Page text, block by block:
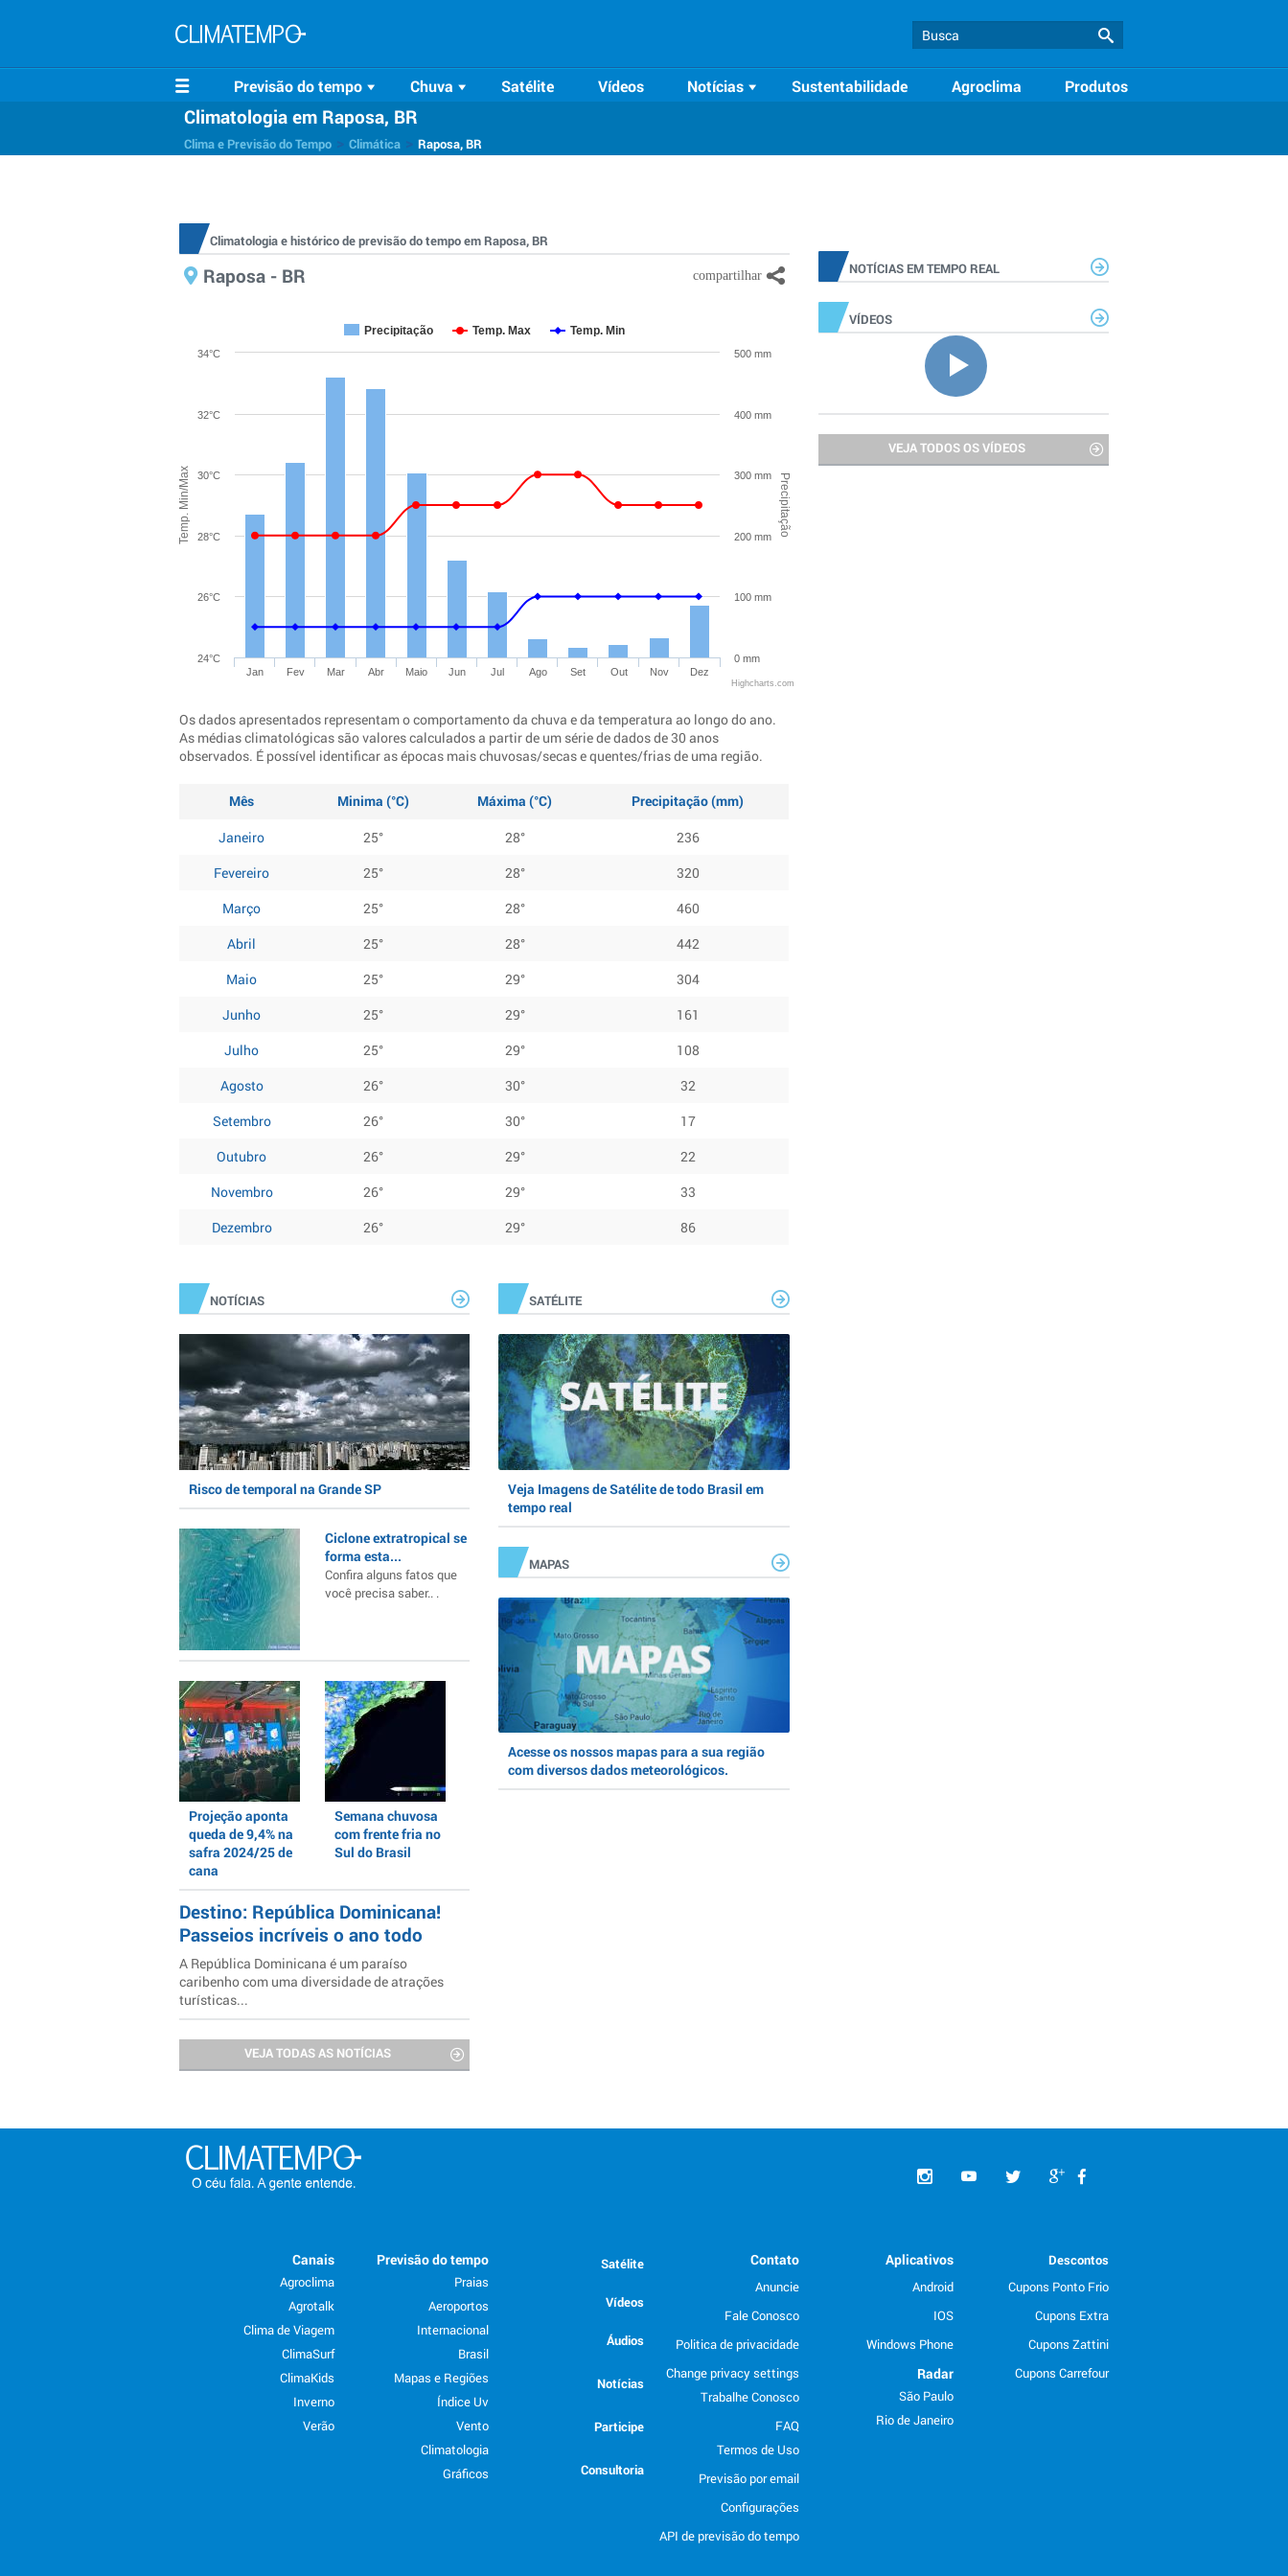
Previsão do tempo Chuva Satélite Vídeos Notícias Sustentabilidade Agroclima Produtos
Climatologia em Raposa, BR
Clima e Previsão do Tempo Climática Raposa, BR
Climatologia e histórico de previsão do tempo em Raposa, BR
Raposa - BR
Temp. Min/Max Precipitação
Precipitação Temp. Max Temp. Min
Jan Fev Mar Abr Maio Jun Jul Ago Set Out Nov Dez
24°C
26°C
28°C
30°C
32°C
34°C
0 mm
100 mm
200 mm
300 mm
400 mm
500 mm
Highcharts.com
Os dados apresentados representam o comportamento da chuva e da temperatura ao longo do ano.
As médias climatológicas são valores calculados a partir de um série de dados de 30 anos
observados. É possível identificar as épocas mais chuvosas/secas e quentes/frias de uma região.
Mês Minima (°C) Máxima (°C)
Precipitação (mm)
Janeiro
25° 28°
236
Fevereiro
25° 28°
320
Março
25° 28°
460
Abril
25° 28°
442
Maio
25° 29°
304
Junho
25° 29°
161
Julho
25° 29°
108
Agosto
26° 30°
32
Setembro
26° 30°
17
Outubro
26° 29°
22
Novembro
26° 29°
33
Dezembro
26° 29° 86
NOTÍCIAS EM TEMPO REAL
VÍDEOS
VEJA TODOS OS VÍDEOS
NOTÍCIAS
Risco de temporal na Grande SP
Ciclone extratropical se
forma esta...
Confira alguns fatos que
você precisa saber.. .
Projeção aponta
queda de 9,4% na
safra 2024/25 de
cana
Semana chuvosa
com frente fria no
Sul do Brasil
Destino: República Dominicana!
Passeios incríveis o ano todo
A República Dominicana é um paraíso
caribenho com uma diversidade de atrações
turísticas...
VEJA TODAS AS NOTÍCIAS
SATÉLITE
Veja Imagens de Satélite de todo Brasil em
tempo real
MAPAS
Acesse os nossos mapas para a sua região
com diversos dados meteorológicos.
Descontos
Cupons Ponto Frio
Cupons Extra
Cupons Zattini
Cupons Carrefour
Aplicativos
Android
IOS
Windows Phone
Radar
São Paulo
Rio de Janeiro
Contato
Anuncie
Fale Conosco
Politica de privacidade
Change privacy settings
Trabalhe Conosco
FAQ
Termos de Uso
Previsão por email
Configurações
API de previsão do tempo
Satélite
Vídeos
Áudios
Notícias
Participe
Consultoria
Previsão do tempo
Praias
Aeroportos
Internacional
Brasil
Mapas e Regiões
Índice Uv
Vento
Climatologia
Gráficos
Canais
Agroclima
Agrotalk
Clima de Viagem
ClimaSurf
ClimaKids
Inverno
Verão